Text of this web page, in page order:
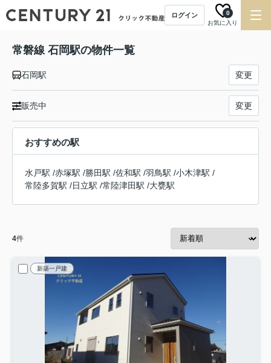
ログイン
お気に入り
0
常磐線 石岡駅の物件一覧
石岡駅 変更
販売中 変更
おすすめの駅
水戸駅 /赤塚駅 /勝田駅 /佐和駅 /羽鳥駅 /小木津駅 /
常陸多賀駅 /日立駅 /常陸津田駅 /大甕駅
4件
新築一戸建